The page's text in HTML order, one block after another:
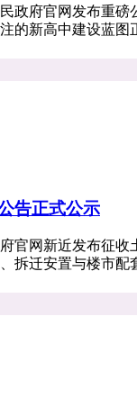
政府官网发布重
的新高中建设蓝
告正式公示
官网新近发布征收
拆迁安置与楼市